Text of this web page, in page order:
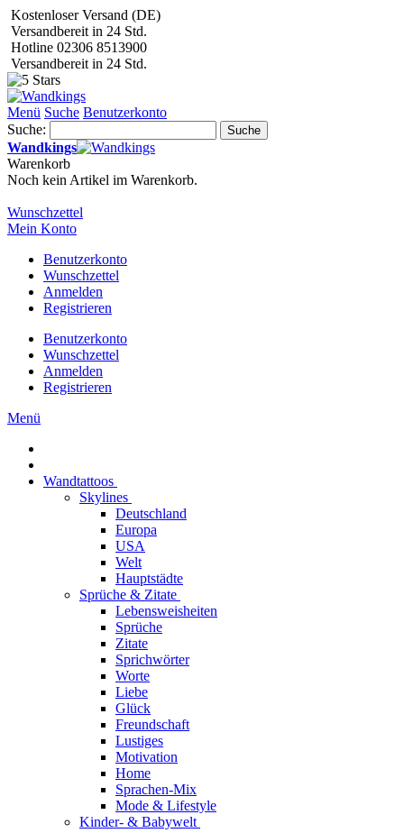
Kostenloser Versand (DE)
Versandbereit in 24 Std.
Hotline 02306 8513900
Versandbereit in 24 Std.
Menü Suche Benutzerkonto
Suche:
Suche
Wandkings
Warenkorb
Noch kein Artikel im Warenkorb.
Wunschzettel
Mein Konto
Benutzerkonto
Wunschzettel
Anmelden
Registrieren
Benutzerkonto
Wunschzettel
Anmelden
Registrieren
Menü
Wandtattoos
Skylines
Deutschland
Europa
USA
Welt
Hauptstädte
Sprüche & Zitate
Lebensweisheiten
Sprüche
Zitate
Sprichwörter
Worte
Liebe
Glück
Freundschaft
Lustiges
Motivation
Home
Sprachen-Mix
Mode & Lifestyle
Kinder- & Babywelt